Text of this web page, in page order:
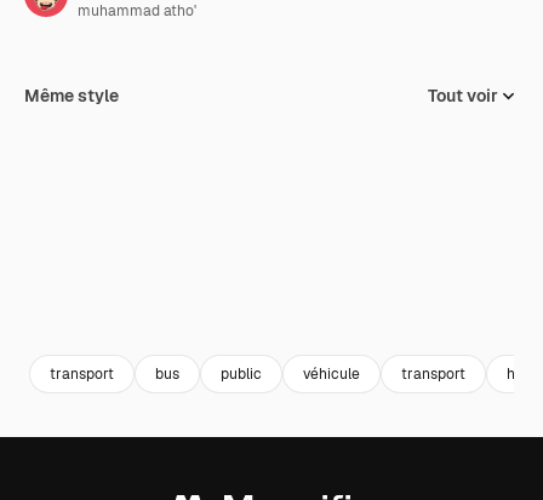
muhammad atho'
Même style Tout voir
transport bus public véhicule transport